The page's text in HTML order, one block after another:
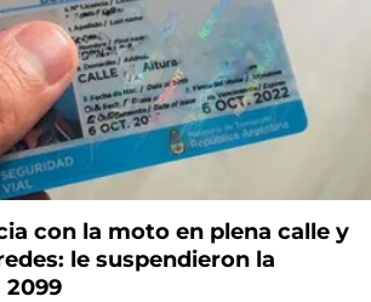
con la moto en plena calle y
le suspendieron la
2099